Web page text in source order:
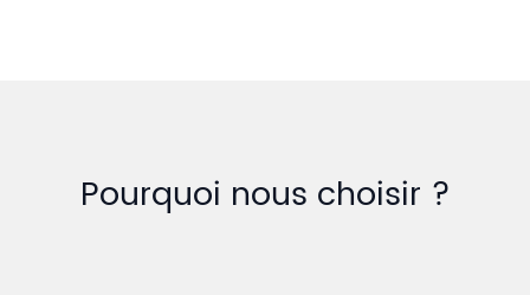
Pourquoi nous choisir ?